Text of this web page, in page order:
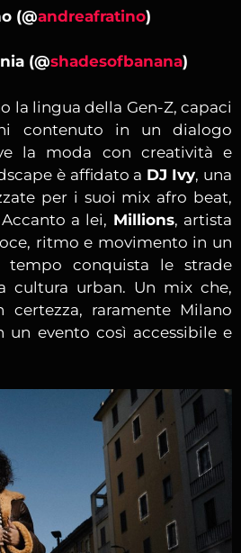
(@andreafratino)
(@shadesofbanana)
la lingua della Gen-Z, capaci
contenuto in un dialogo
la moda con creatività e
è affidato a DJ Ivy, una
per i suoi mix afro beat,
a lei, Millions, artista
ritmo e movimento in un
conquista le strade
cultura urban. Un mix che,
certezza, raramente Milano
un evento così accessibile e